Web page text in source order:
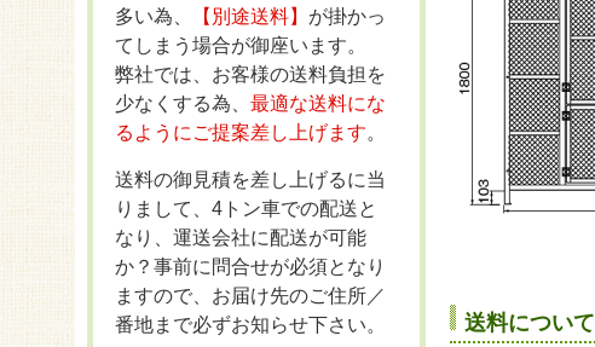
送料について
多い為、
【別途送料】 が掛かっ
てしまう場合が御座います。
弊社では、お客様の送料負担を
少なくする為、 最適な送料にな
るようにご提案差し上げます。
送料の御見積を差し上げるに当
りまして、4トン車での配送と
なり、運送会社に配送が可能
か？事前に問合せが必須となり
ますので、お届け先のご住所／
番地まで必ずお知らせ下さい。